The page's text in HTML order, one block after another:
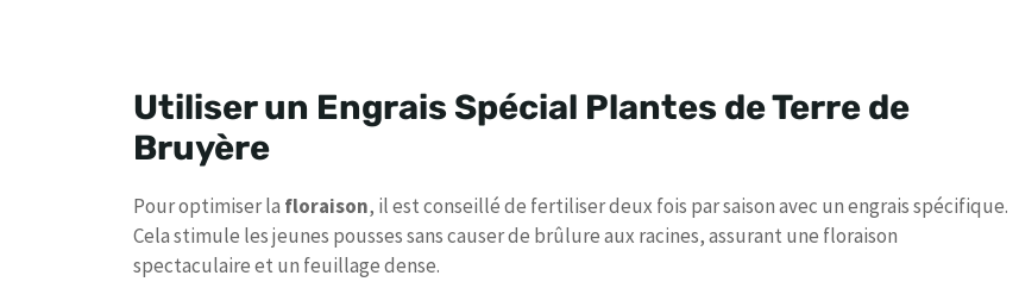
Utiliser un Engrais Spécial Plantes de Terre de
Bruyère
Pour optimiser la floraison, il est conseillé de fertiliser deux fois par saison avec un engrais spécifique.
Cela stimule les jeunes pousses sans causer de brûlure aux racines, assurant une floraison
spectaculaire et un feuillage dense.